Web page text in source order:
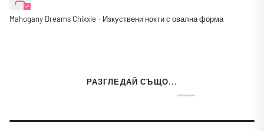
Mahogany Dreams Chixxie - Изкуствени нокти с овална форма
РАЗГЛЕДАЙ СЪЩО...